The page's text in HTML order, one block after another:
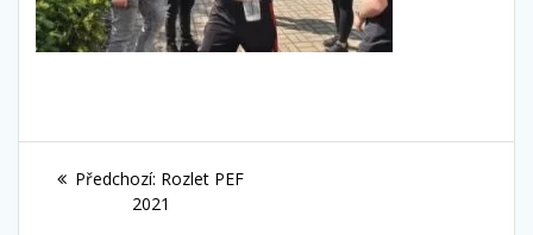
Navigace
Předchozí: Předchozí
příspěvek:
Rozlet PEF
2021